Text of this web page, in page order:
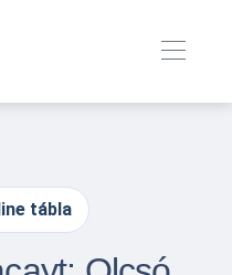
tábla